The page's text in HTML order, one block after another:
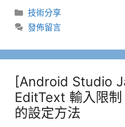
分
類
技術分享
發佈留言
[Android Studio
EditText 輸入限
的設定方法